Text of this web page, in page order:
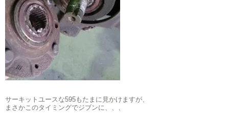
サーキットユースな595もたまに見かけますが、
まさかこのタイミングでジブンに、、、